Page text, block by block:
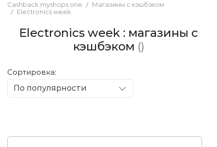
Cashback.myshops.one
Магазины с кэшбэком
Electronics week
Electronics week : магазины с
кэшбэком ()
Сортировка:
По популярности